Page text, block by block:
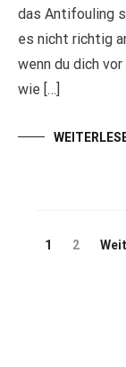
das Antifouling
es nicht richtig
wenn du dich
wie […]
Seite
1 Seite
2